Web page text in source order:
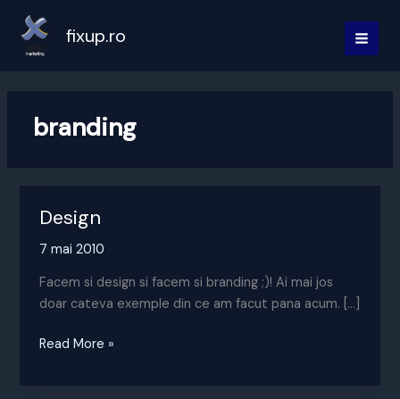
content
fixup.ro
branding
Design
7 mai 2010
Facem si design si facem si branding ;)! Ai mai jos
doar cateva exemple din ce am facut pana acum. […]
Design
Read More »